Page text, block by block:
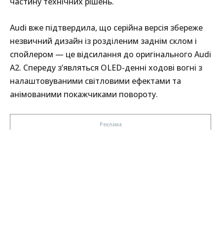
Audi вже підтвердила, що серійна версія збереже
незвичний дизайн із розділеним заднім склом і
спойлером — це відсилання до оригінального Audi
A2. Спереду з’являться OLED-денні ходові вогні з
налаштовуваними світловими ефектами та
анімованими покажчиками повороту.